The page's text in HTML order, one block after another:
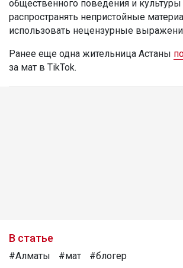
общественного поведения и культуры
распространять непристойные
использовать нецензурные
Ранее еще одна жительница Астаны
за мат в TikTok.
В статье
#Алматы #мат #блогер